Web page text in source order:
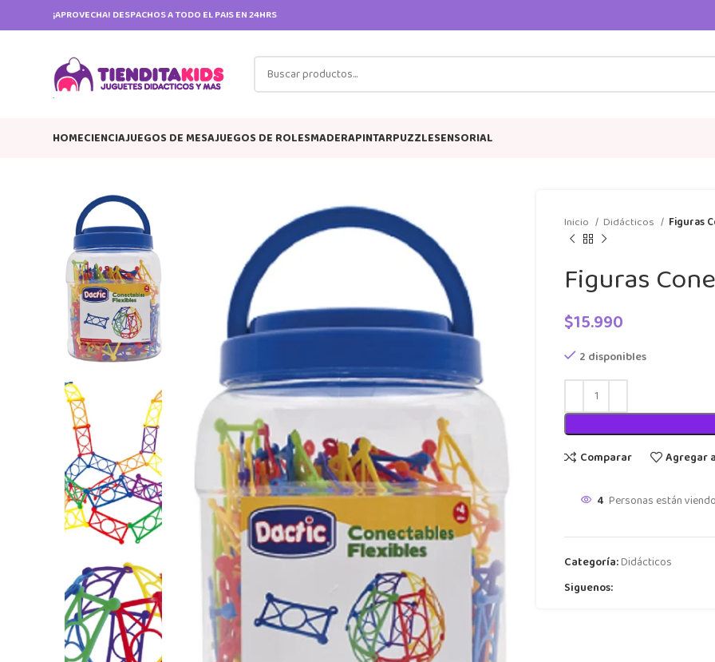
¡APROVECHA! DESPACHOS A TODO EL PAIS EN 24HRS
HOMECIENCIAJUEGOS DE MESAJUEGOS DE ROLESMADERAPINTARPUZZLESENSORIAL
Inicio Didácticos Figuras
Figuras
$15.990
2 disponibles
Comparar
Agregar
4 Personas están
Categoría:Didácticos
Siguenos: